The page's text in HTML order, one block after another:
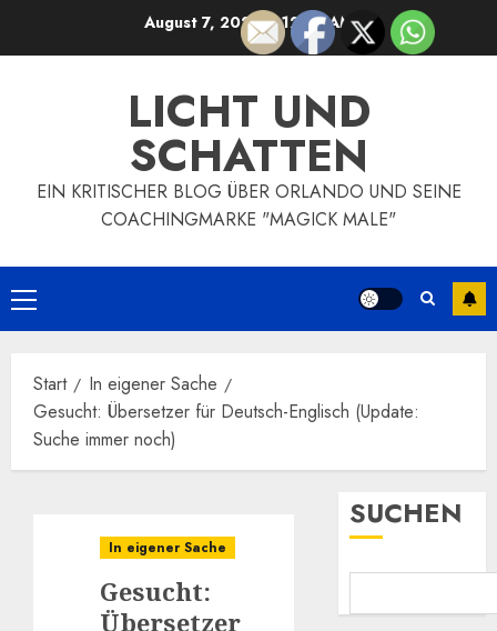
August 7, 20266:12:44 AM
LICHT UND
SCHATTEN
EIN KRITISCHER BLOG ÜBER ORLANDO UND SEINE
COACHINGMARKE "MAGICK MALE"
Primäres
Menü
Start
In eigener Sache
Gesucht: Übersetzer für Deutsch-Englisch (Update:
Suche immer noch)
In eigener Sache
Gesucht:
Übersetzer
SUCHEN